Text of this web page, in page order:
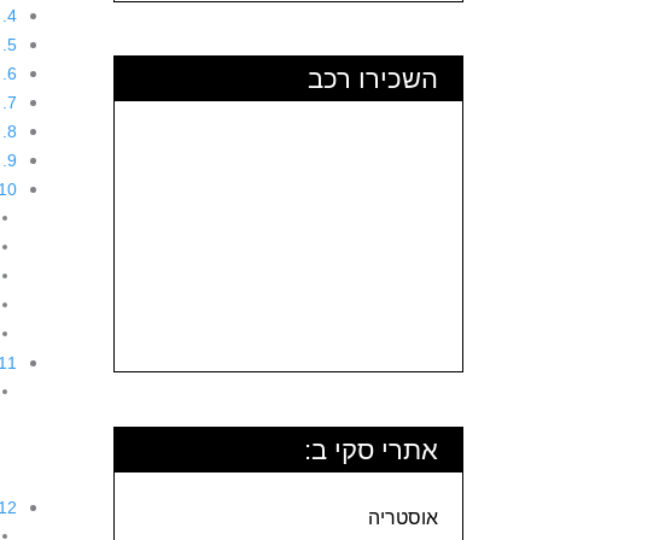
השכירו רכב
אתרי סקי ב:
אוסטריה